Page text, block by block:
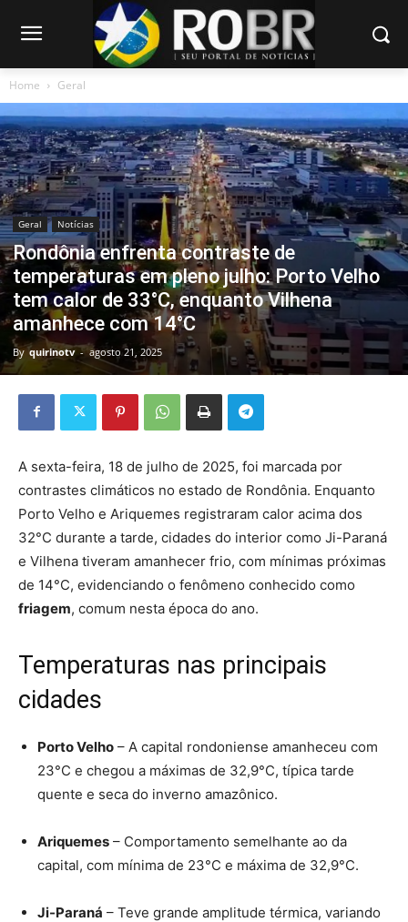
Home Geral
Geral Notícias
Rondônia enfrenta contraste de
temperaturas em pleno julho: Porto Velho
tem calor de 33°C, enquanto Vilhena
amanhece com 14°C
By quirinotv - agosto 21, 2025
A sexta-feira, 18 de julho de 2025, foi marcada por
contrastes climáticos no estado de Rondônia. Enquanto
Porto Velho e Ariquemes registraram calor acima dos
32°C durante a tarde, cidades do interior como Ji-Paraná
e Vilhena tiveram amanhecer frio, com mínimas próximas
de 14°C, evidenciando o fenômeno conhecido como
friagem, comum nesta época do ano.
Temperaturas nas principais
cidades
Porto Velho – A capital rondoniense amanheceu com
23°C e chegou a máximas de 32,9°C, típica tarde
quente e seca do inverno amazônico.
Ariquemes – Comportamento semelhante ao da
capital, com mínima de 23°C e máxima de 32,9°C.
Ji-Paraná – Teve grande amplitude térmica, variando